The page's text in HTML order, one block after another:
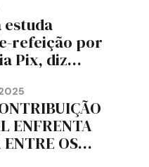
DE
DO
PR
estuda
refeição por
Pix, diz
2025
ENFRENTA
OS